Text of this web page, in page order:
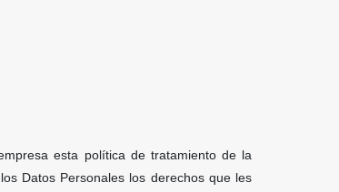
esta política de tratamiento de la
Datos Personales los derechos que les